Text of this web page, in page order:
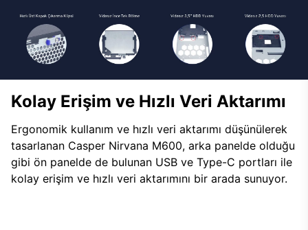
Kolay Erişim ve Hızlı Veri Aktarımı
Ergonomik kullanım ve hızlı veri aktarımı düşünülerek
tasarlanan Casper Nirvana M600, arka panelde olduğu
gibi ön panelde de bulunan USB ve Type-C portları ile
kolay erişim ve hızlı veri aktarımını bir arada sunuyor.